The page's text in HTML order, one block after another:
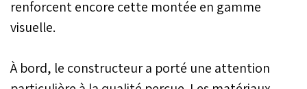
renforcent encore cette montée en gamme
visuelle.
À bord, le constructeur a porté une attention